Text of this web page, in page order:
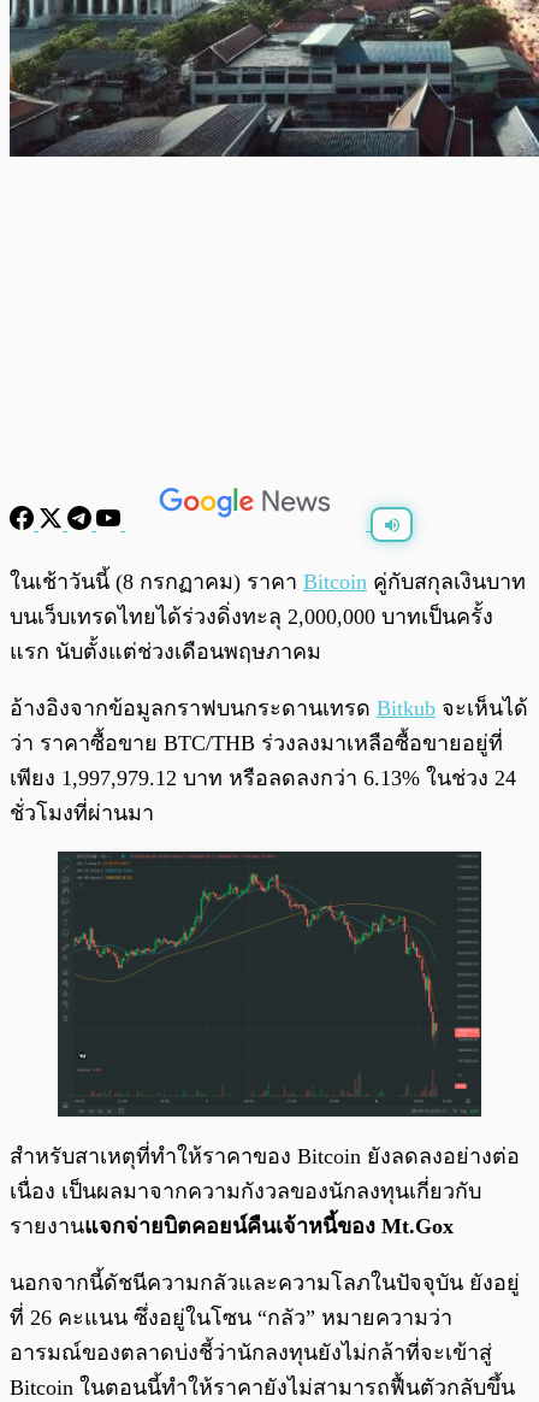
พร้อมเล่น 0:00
ในเช้าวันนี้ (8 กรกฏาคม) ราคา Bitcoin คู่กับสกุลเงินบาท
บนเว็บเทรดไทยได้ร่วงดิ่งทะลุ 2,000,000 บาทเป็นครั้ง
แรก นับตั้งแต่ช่วงเดือนพฤษภาคม
อ้างอิงจากข้อมูลกราฟบนกระดานเทรด Bitkub จะเห็นได้
ว่า ราคาซื้อขาย BTC/THB ร่วงลงมาเหลือซื้อขายอยู่ที่
เพียง 1,997,979.12 บาท หรือลดลงกว่า 6.13% ในช่วง 24
ชั่วโมงที่ผ่านมา
สำหรับสาเหตุที่ทำให้ราคาของ Bitcoin ยังลดลงอย่างต่อ
เนื่อง เป็นผลมาจากความกังวลของนักลงทุนเกี่ยวกับ
รายงานแจกจ่ายบิตคอยน์คืนเจ้าหนี้ของ Mt.Gox
นอกจากนี้ดัชนีความกลัวและความโลภในปัจจุบัน ยังอยู่
ที่ 26 คะแนน ซึ่งอยู่ในโซน “กลัว” หมายความว่า
อารมณ์ของตลาดบ่งชี้ว่านักลงทุนยังไม่กล้าที่จะเข้าสู่
Bitcoin ในตอนนี้ทำให้ราคายังไม่สามารถฟื้นตัวกลับขึ้น